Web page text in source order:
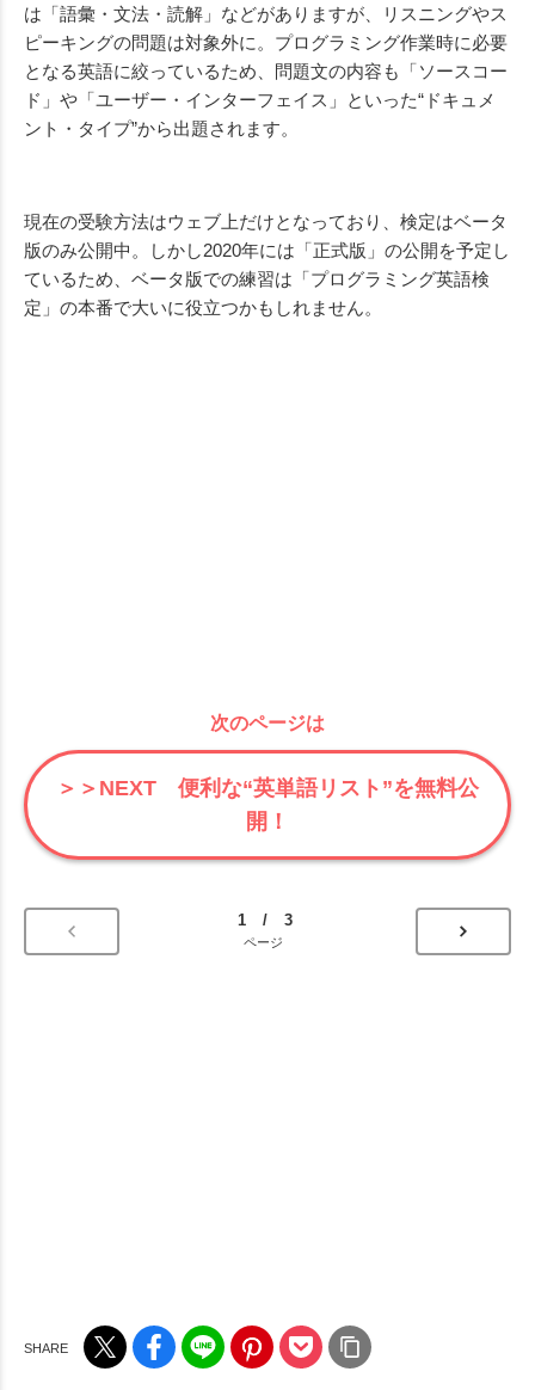
は「語彙・文法・読解」などがありますが、リスニングやス
ピーキングの問題は対象外に。プログラミング作業時に必要
となる英語に絞っているため、問題文の内容も「ソースコー
ド」や「ユーザー・インターフェイス」といった“ドキュメ
ント・タイプ”から出題されます。
現在の受験方法はウェブ上だけとなっており、検定はベータ
版のみ公開中。しかし2020年には「正式版」の公開を予定し
ているため、ベータ版での練習は「プログラミング英語検
定」の本番で大いに役立つかもしれません。
次のページは
＞＞NEXT 便利な“英単語リスト”を無料公
開！
1 / 3
ページ